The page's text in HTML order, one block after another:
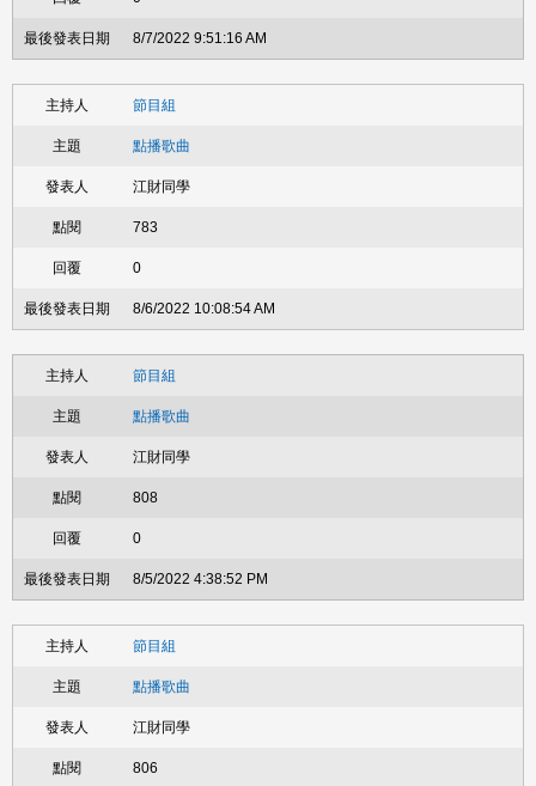
8/7/2022 9:51:16 AM
節目組
點播歌曲
江財同學
783
0
8/6/2022 10:08:54 AM
節目組
點播歌曲
江財同學
808
0
8/5/2022 4:38:52 PM
節目組
點播歌曲
江財同學
806